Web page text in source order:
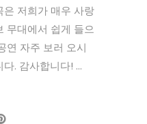
은 저희가 매우 사랑
무대에서 쉽게 들으
연 자주 보러 오시
. 감사합니다! ...